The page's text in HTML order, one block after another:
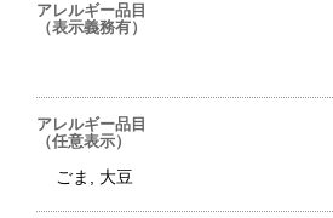
アレルギー品目
（表示義務有）
アレルギー品目
（任意表示）
ごま, 大豆